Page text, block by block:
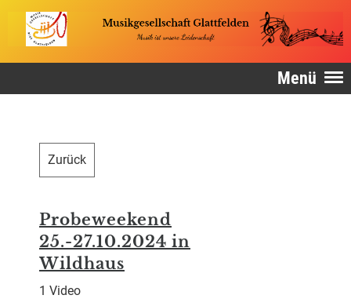
Menü
Zurück
Probeweekend
25.-27.10.2024 in
Wildhaus
1 Video